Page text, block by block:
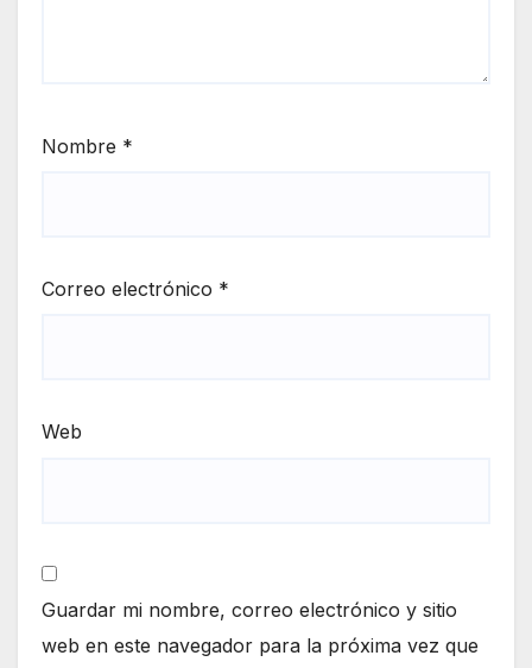
Nombre *
Correo electrónico *
Web
Guardar mi nombre, correo electrónico y sitio
web en este navegador para la próxima vez que